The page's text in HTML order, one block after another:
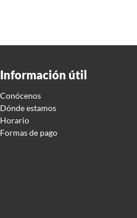
Información útil
Conócenos
Dónde estamos
Horario
Formas de pago